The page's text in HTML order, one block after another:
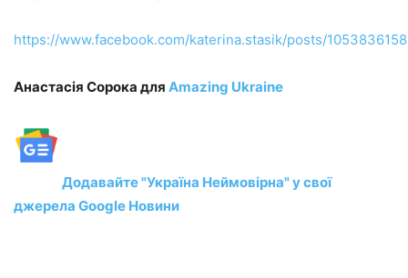
https://www.facebook.com/katerina.stasik/posts/
Анастасія Сорока для Amazing Ukraine
Додавайте "Україна Неймовірна" у свої
джерела Google Новини